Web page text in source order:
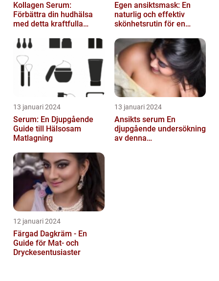
Kollagen Serum:
Förbättra din hudhälsa
med detta kraftfulla
Egen ansiktsmask: En
naturlig och effektiv
skönhetsrutin för en
13 januari 2024
Serum: En Djupgående
Guide till Hälsosam
Matlagning
13 januari 2024
Ansikts serum En
djupgående undersökning
av denna
12 januari 2024
Färgad Dagkräm - En
Guide för Mat- och
Dryckesentusiaster